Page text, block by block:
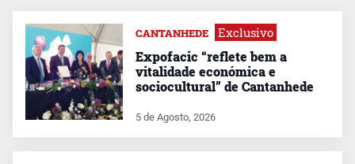
CANTANHEDE Exclusivo
Expofacic “reflete bem a
vitalidade económica e
sociocultural” de Cantanhede
5 de Agosto, 2026